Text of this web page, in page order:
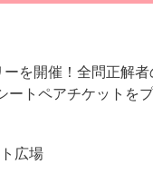
を開催！全問正解者
ートペアチケットを
広場